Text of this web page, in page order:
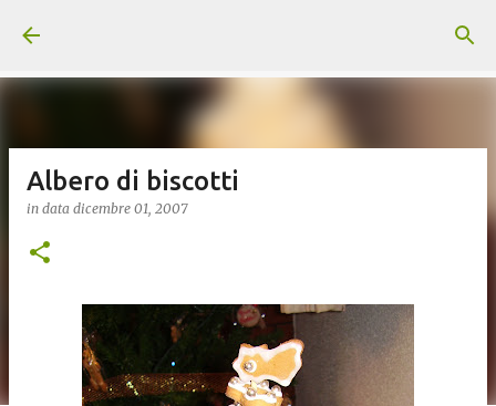
Albero di biscotti
in data dicembre 01, 2007